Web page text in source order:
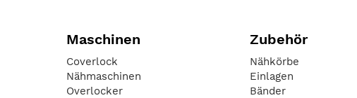
Maschinen
Coverlock
Nähmaschinen
Overlocker
Zubehör
Nähkörbe
Einlagen
Bänder